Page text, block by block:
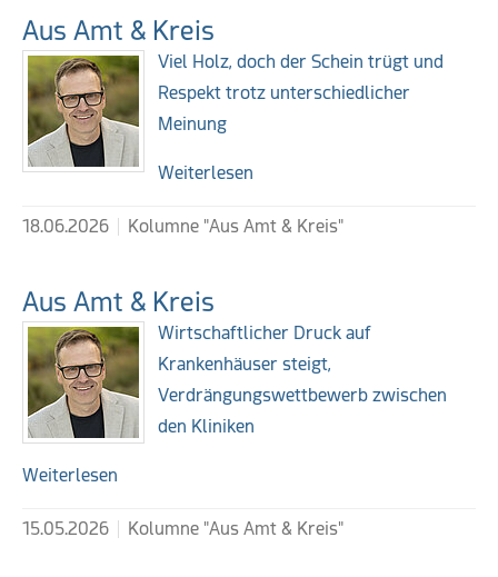
Aus Amt & Kreis
Viel Holz, doch der Schein trügt und
Respekt trotz unterschiedlicher
Meinung
Weiterlesen
18.06.2026 Kolumne "Aus Amt & Kreis"
Aus Amt & Kreis
Wirtschaftlicher Druck auf
Krankenhäuser steigt,
Verdrängungswettbewerb zwischen
den Kliniken
Weiterlesen
15.05.2026 Kolumne "Aus Amt & Kreis"